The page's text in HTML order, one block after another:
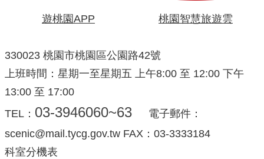
遊桃園APP 桃園智慧旅遊雲
330023 桃園市桃園區公園路42號
上班時間：星期一至星期五 上午8:00 至 12:00 下午
13:00 至 17:00
TEL： 03-3946060~63
電子郵件：
scenic@mail.tycg.gov.tw FAX：03-3333184
科室分機表